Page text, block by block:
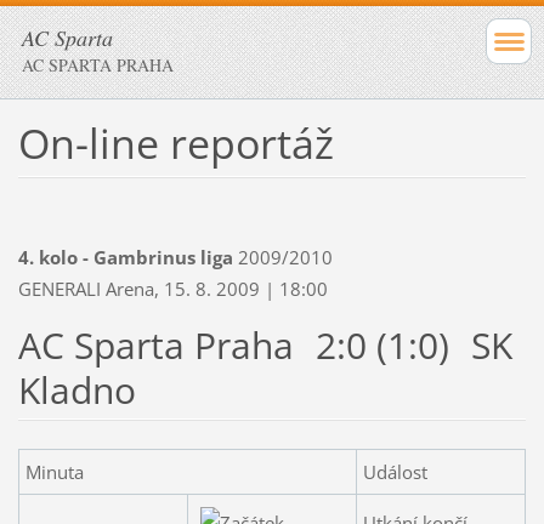
AC Sparta
AC SPARTA PRAHA
On-line reportáž
4. kolo - Gambrinus liga 2009/2010
GENERALI Arena, 15. 8. 2009 | 18:00
AC Sparta Praha 2:0 (1:0) SK
Kladno
Minuta Událost